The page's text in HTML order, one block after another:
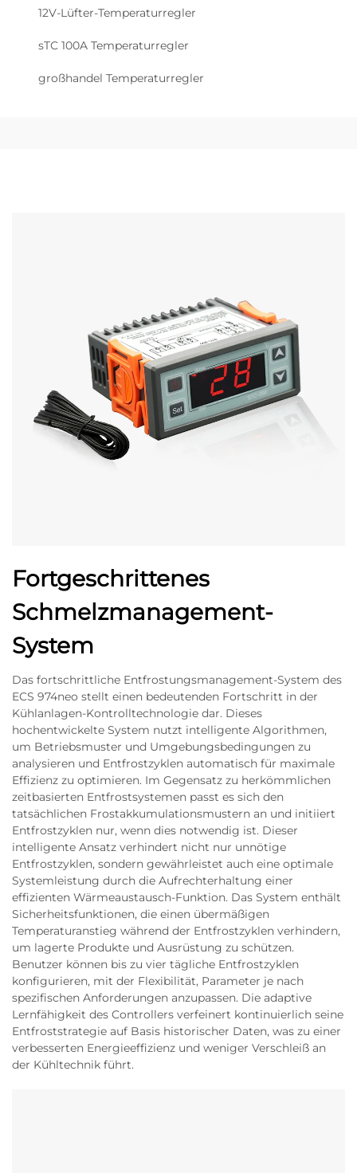
12V-Lüfter-Temperaturregler
sTC 100A Temperaturregler
großhandel Temperaturregler
Fortgeschrittenes
Schmelzmanagement-
System
Das fortschrittliche Entfrostungsmanagement-System des
ECS 974neo stellt einen bedeutenden Fortschritt in der
Kühlanlagen-Kontrolltechnologie dar. Dieses
hochentwickelte System nutzt intelligente Algorithmen,
um Betriebsmuster und Umgebungsbedingungen zu
analysieren und Entfrostzyklen automatisch für maximale
Effizienz zu optimieren. Im Gegensatz zu herkömmlichen
zeitbasierten Entfrostsystemen passt es sich den
tatsächlichen Frostakkumulationsmustern an und initiiert
Entfrostzyklen nur, wenn dies notwendig ist. Dieser
intelligente Ansatz verhindert nicht nur unnötige
Entfrostzyklen, sondern gewährleistet auch eine optimale
Systemleistung durch die Aufrechterhaltung einer
effizienten Wärmeaustausch-Funktion. Das System enthält
Sicherheitsfunktionen, die einen übermäßigen
Temperaturanstieg während der Entfrostzyklen verhindern,
um lagerte Produkte und Ausrüstung zu schützen.
Benutzer können bis zu vier tägliche Entfrostzyklen
konfigurieren, mit der Flexibilität, Parameter je nach
spezifischen Anforderungen anzupassen. Die adaptive
Lernfähigkeit des Controllers verfeinert kontinuierlich seine
Entfroststrategie auf Basis historischer Daten, was zu einer
verbesserten Energieeffizienz und weniger Verschleiß an
der Kühltechnik führt.